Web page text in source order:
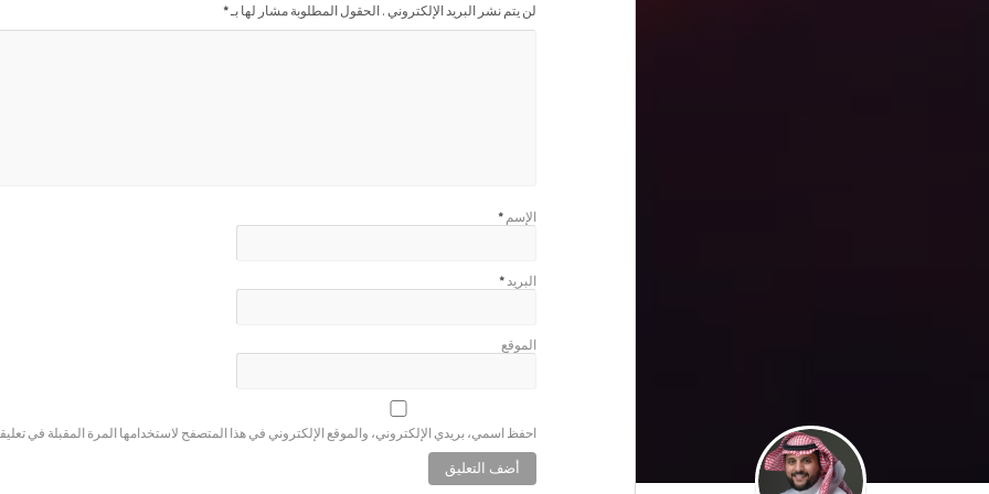
لن يتم نشر البريد الإلكتروني . الحقول المطلوبة مشار لها بـ*
الإسم *
البريد*
الموقع
احفظ اسمي، بريدي الإلكتروني، والموقع الإلكتروني في هذا المتصفح لاستخدامها المرة المقبلة في